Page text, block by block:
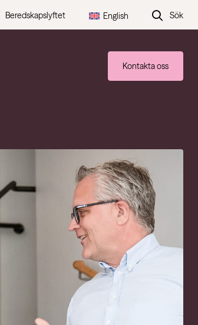
Beredskapslyftet English Sök
Kontakta oss